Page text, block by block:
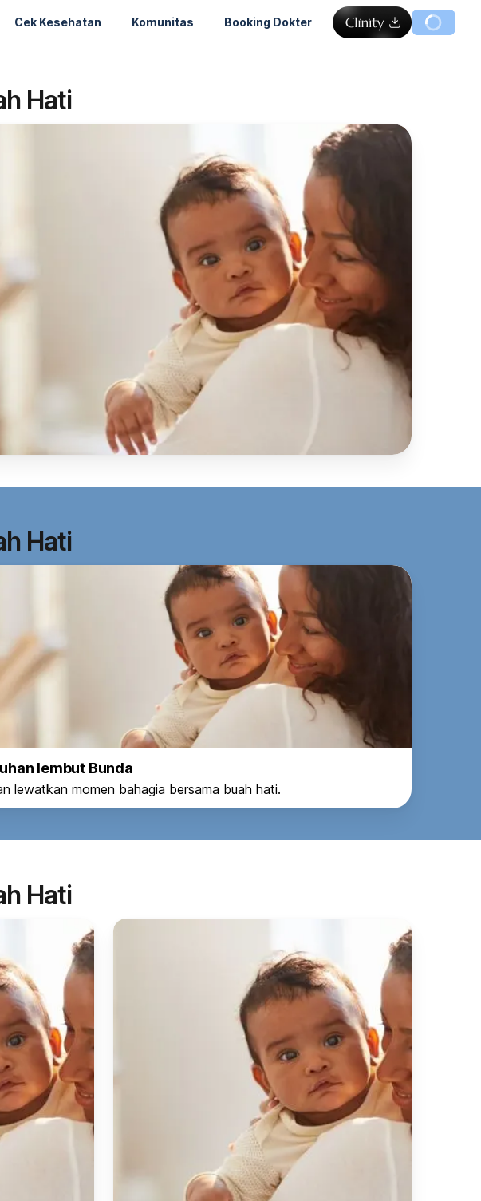
Cek Kesehatan Komunitas Booking Dokter
Hati
Hati
lembut Bunda
lewatkan momen bahagia bersama buah hati.
Hati